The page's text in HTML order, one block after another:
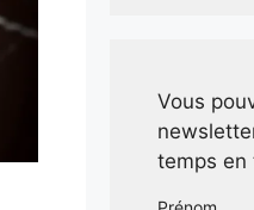
Vous
temps en